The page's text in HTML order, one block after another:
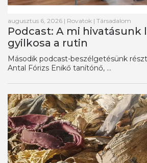
augusztus 6, 2026 | Rovatok | Társadalom
Podcast: A mi hivatásunk
gyilkosa a rutin
Második podcast-beszélgetésünk
Antal Fórizs Enikő tanítónő, ...